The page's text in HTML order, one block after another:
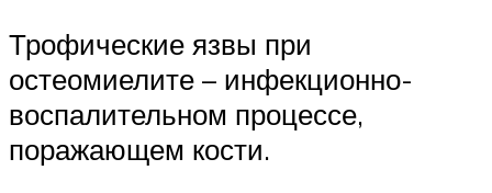
Трофические язвы при
остеомиелите – инфекционно-
воспалительном процессе,
поражающем кости.